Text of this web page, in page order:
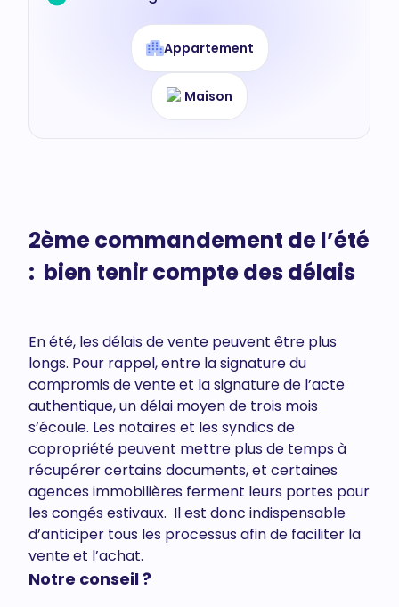
Appartement
Maison
2ème commandement de l’été
: bien tenir compte des délais
En été, les délais de vente peuvent être plus
longs. Pour rappel, entre la signature du
compromis de vente et la signature de l’acte
authentique, un délai moyen de trois mois
s’écoule. Les notaires et les syndics de
copropriété peuvent mettre plus de temps à
récupérer certains documents, et certaines
agences immobilières ferment leurs portes pour
les congés estivaux. Il est donc indispensable
d’anticiper tous les processus afin de faciliter la
vente et l’achat.
Notre conseil ?